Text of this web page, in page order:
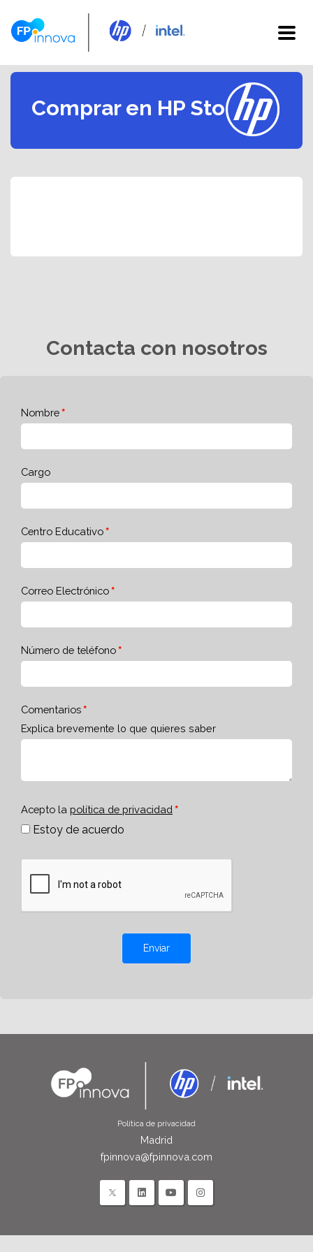
Comprar en HP Store
Contacta con nosotros
Nombre
Cargo
Centro Educativo
Correo Electrónico
Número de teléfono
Comentarios
Explica brevemente lo que quieres saber
Acepto la política de privacidad
Estoy de acuerdo
Enviar
Política de privacidad
Madrid
fpinnova@fpinnova.com